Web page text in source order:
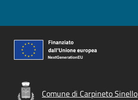
Comune di Carpineto Sinello